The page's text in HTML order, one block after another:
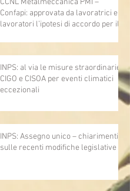
Confapi: approvata da lavoratrici e
lavoratori l’ipotesi di accordo per il
INPS: al via le misure straordinarie
CIGO e CISOA per eventi climatici
eccezionali
INPS: Assegno unico – chiarimenti
sulle recenti modifiche legislative